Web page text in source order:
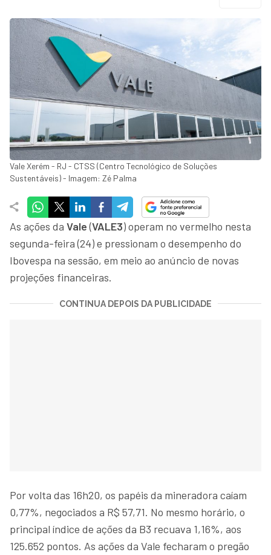
Vale Xerém - RJ - CTSS (Centro Tecnológico de Soluções
Sustentáveis) - Imagem: Zé Palma
As ações da Vale(VALE3) operam no vermelho nesta
segunda-feira (24) e pressionam o desempenho do
Ibovespa na sessão, em meio ao anúncio de novas
projeções financeiras.
CONTINUA DEPOIS DA PUBLICIDADE
Por volta das 16h20, os papéis da mineradora caíam
0,77%, negociados a R$ 57,71. No mesmo horário, o
principal índice de ações da B3 recuava 1,16%, aos
125.652 pontos. As ações da Vale fecharam o pregão